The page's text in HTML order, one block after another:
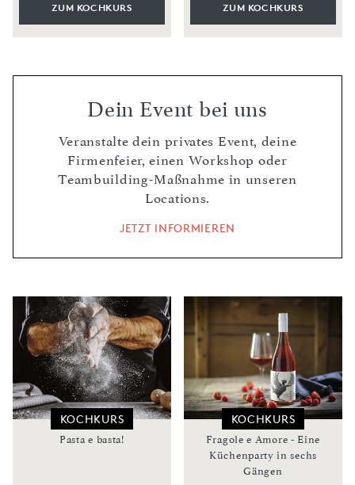
ZUM KOCHKURS ZUM KOCHKURS
Dein Event bei uns
Veranstalte dein privates Event, deine
Firmenfeier, einen Workshop oder
Teambuilding-Maßnahme in unseren
Locations.
JETZT INFORMIEREN
KOCHKURS
Pasta e basta!
KOCHKURS
Fragole e Amore - Eine
Küchenparty in sechs
Gängen